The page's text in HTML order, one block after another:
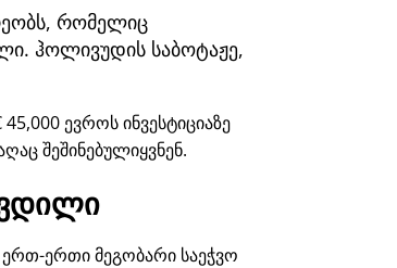
რომელიც
ჰოლივუდის საბოტაჟე,
ევროს ინვესტიციაზე
შეშინებულიყვნენ.
ერთ-ერთი მეგობარი საეჭვო